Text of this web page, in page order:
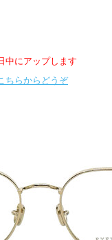
中にアップします
ちらからどうぞ